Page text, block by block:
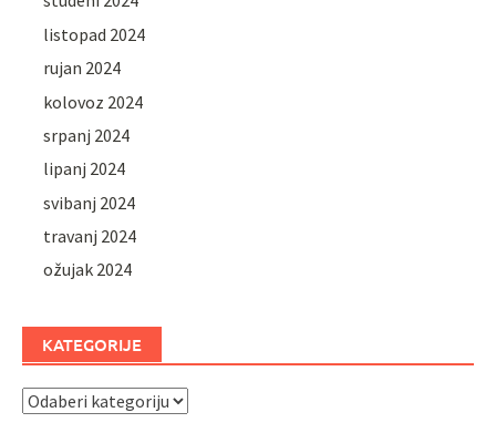
listopad 2024
rujan 2024
kolovoz 2024
srpanj 2024
lipanj 2024
svibanj 2024
travanj 2024
ožujak 2024
KATEGORIJE
Kategorije